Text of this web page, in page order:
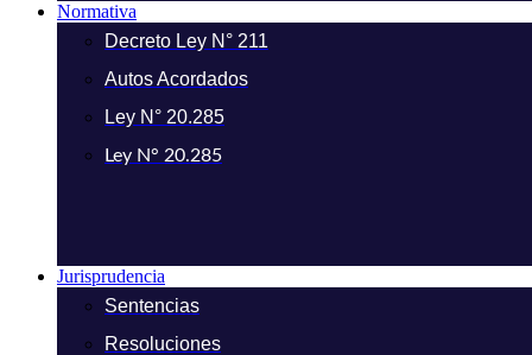
Normativa
Decreto Ley N° 211
Autos Acordados
Ley N° 20.285
Ley N° 20.285
Jurisprudencia
Sentencias
Resoluciones